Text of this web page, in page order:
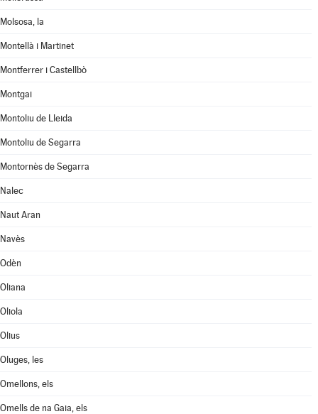
Molsosa, la
Montellà i Martinet
Montferrer i Castellbò
Montgai
Montoliu de Lleida
Montoliu de Segarra
Montornès de Segarra
Nalec
Naut Aran
Navès
Odèn
Oliana
Oliola
Olius
Oluges, les
Omellons, els
Omells de na Gaia, els